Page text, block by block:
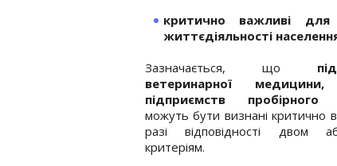
критично важливі для
життєдіяльності
Зазначається, що
ветеринарної медицини,
підприємств пробірного
можуть бути визнані критично
разі відповідності двом
критеріям.